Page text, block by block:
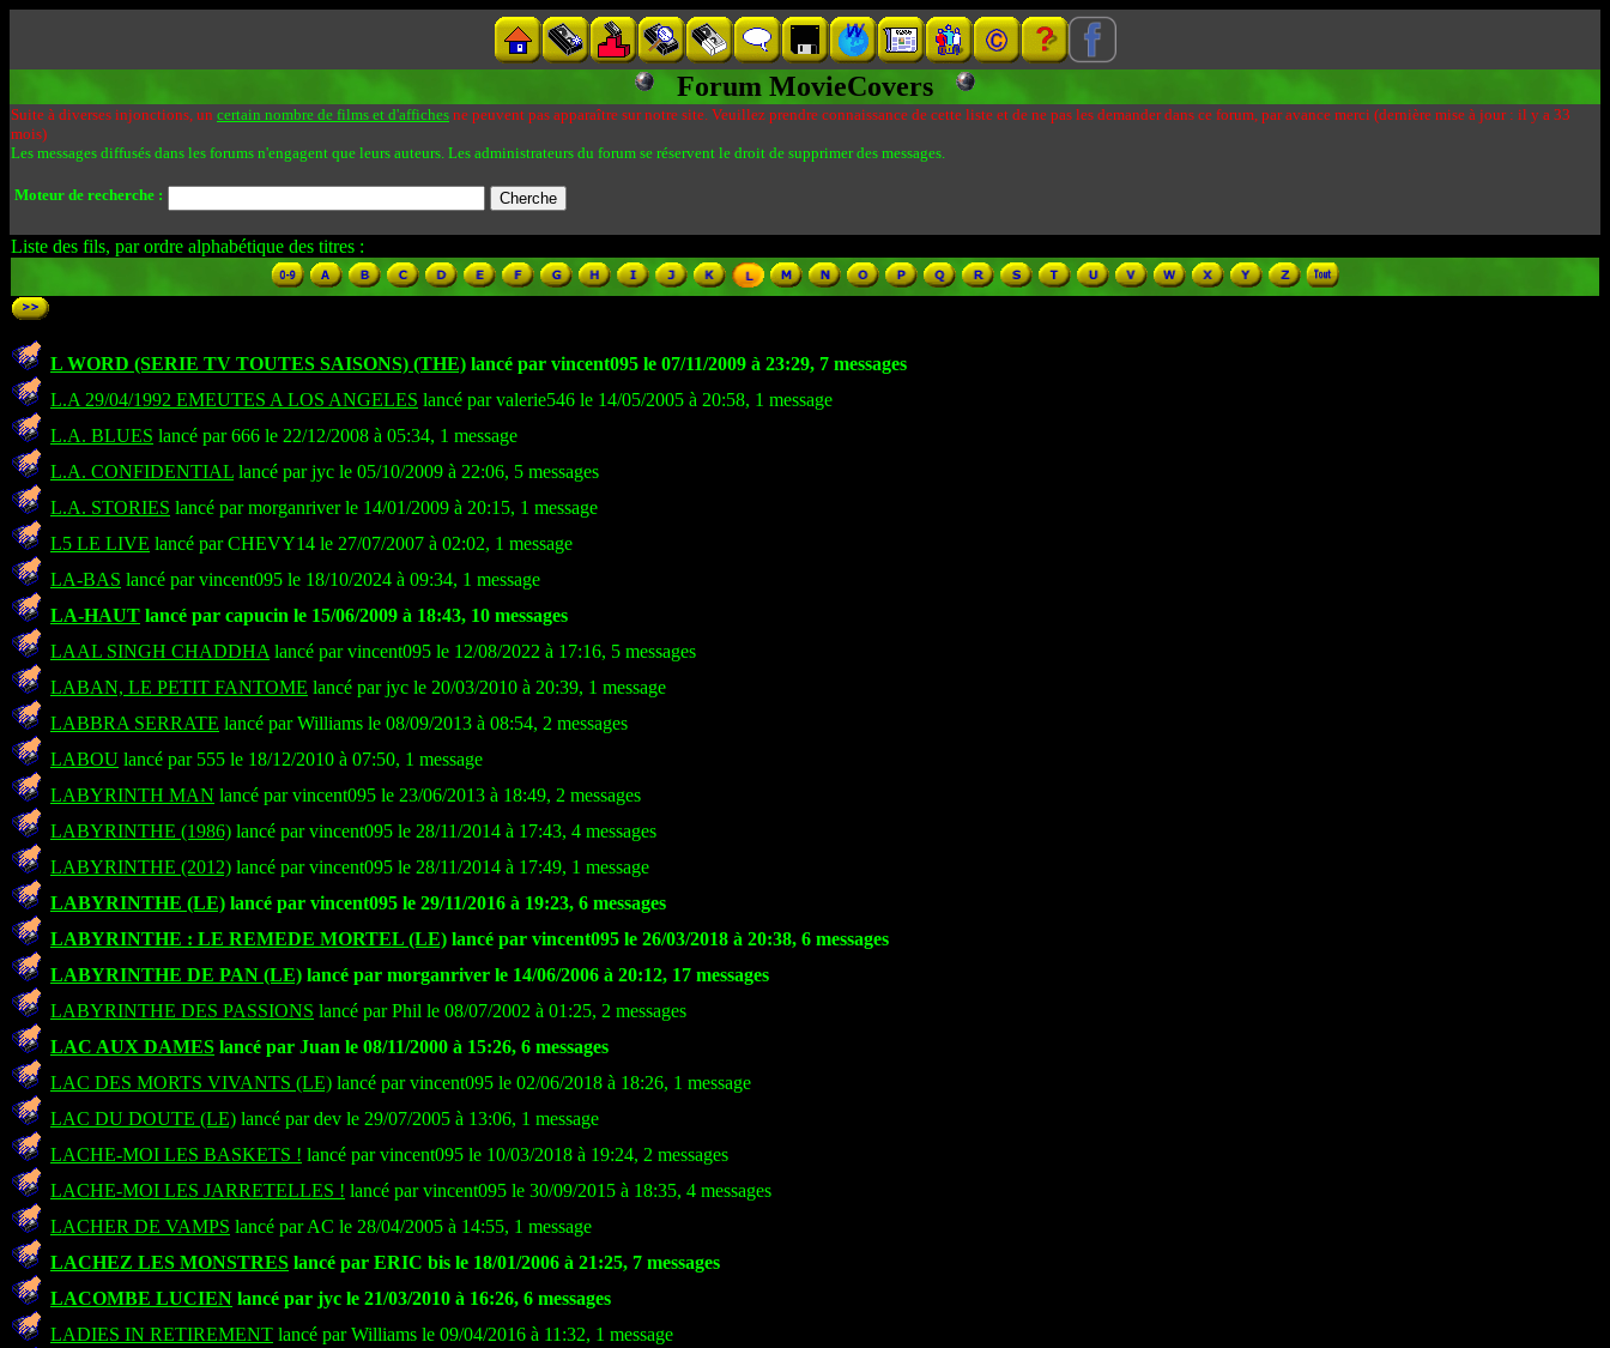
Forum MovieCovers
Suite à diverses injonctions, un certain nombre de films et d'affiches ne peuvent pas apparaître sur notre site. Veuillez prendre connaissance de cette liste et de ne pas les demander dans ce forum, par avance merci (dernière mise à jour : il y a 33
mois)
Les messages diffusés dans les forums n'engagent que leurs auteurs. Les administrateurs du forum se réservent le droit de supprimer des messages.
Moteur de recherche :
Liste des fils, par ordre alphabétique des titres :
L WORD (SERIE TV TOUTES SAISONS) (THE) lancé par vincent095 le 07/11/2009 à 23:29, 7 messages
L.A 29/04/1992 EMEUTES A LOS ANGELES lancé par valerie546 le 14/05/2005 à 20:58, 1 message
L.A. BLUES lancé par 666 le 22/12/2008 à 05:34, 1 message
L.A. CONFIDENTIAL lancé par jyc le 05/10/2009 à 22:06, 5 messages
L.A. STORIES lancé par morganriver le 14/01/2009 à 20:15, 1 message
L5 LE LIVE lancé par CHEVY14 le 27/07/2007 à 02:02, 1 message
LA-BAS lancé par vincent095 le 18/10/2024 à 09:34, 1 message
LA-HAUT lancé par capucin le 15/06/2009 à 18:43, 10 messages
LAAL SINGH CHADDHA lancé par vincent095 le 12/08/2022 à 17:16, 5 messages
LABAN, LE PETIT FANTOME lancé par jyc le 20/03/2010 à 20:39, 1 message
LABBRA SERRATE lancé par Williams le 08/09/2013 à 08:54, 2 messages
LABOU lancé par 555 le 18/12/2010 à 07:50, 1 message
LABYRINTH MAN lancé par vincent095 le 23/06/2013 à 18:49, 2 messages
LABYRINTHE (1986) lancé par vincent095 le 28/11/2014 à 17:43, 4 messages
LABYRINTHE (2012) lancé par vincent095 le 28/11/2014 à 17:49, 1 message
LABYRINTHE (LE) lancé par vincent095 le 29/11/2016 à 19:23, 6 messages
LABYRINTHE : LE REMEDE MORTEL (LE) lancé par vincent095 le 26/03/2018 à 20:38, 6 messages
LABYRINTHE DE PAN (LE) lancé par morganriver le 14/06/2006 à 20:12, 17 messages
LABYRINTHE DES PASSIONS lancé par Phil le 08/07/2002 à 01:25, 2 messages
LAC AUX DAMES lancé par Juan le 08/11/2000 à 15:26, 6 messages
LAC DES MORTS VIVANTS (LE) lancé par vincent095 le 02/06/2018 à 18:26, 1 message
LAC DU DOUTE (LE) lancé par dev le 29/07/2005 à 13:06, 1 message
LACHE-MOI LES BASKETS ! lancé par vincent095 le 10/03/2018 à 19:24, 2 messages
LACHE-MOI LES JARRETELLES ! lancé par vincent095 le 30/09/2015 à 18:35, 4 messages
LACHER DE VAMPS lancé par AC le 28/04/2005 à 14:55, 1 message
LACHEZ LES MONSTRES lancé par ERIC bis le 18/01/2006 à 21:25, 7 messages
LACOMBE LUCIEN lancé par jyc le 21/03/2010 à 16:26, 6 messages
LADIES IN RETIREMENT lancé par Williams le 09/04/2016 à 11:32, 1 message